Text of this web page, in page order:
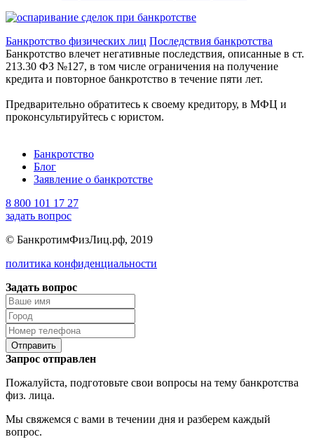
Банкротство физических лиц Последствия банкротства
Банкротство влечет негативные последствия, описанные в ст.
213.30 ФЗ №127, в том числе ограничения на получение
кредита и повторное банкротство в течение пяти лет.
Предварительно обратитесь к своему кредитору, в МФЦ и
проконсультируйтесь с юристом.
Банкротство
Блог
Заявление о банкротстве
8 800 101 17 27
задать вопрос
© БанкротимФизЛиц.рф, 2019
политика конфиденциальности
Задать вопрос
Отправить
Запрос отправлен
Пожалуйста, подготовьте свои вопросы на тему банкротства
физ. лица.
Мы свяжемся с вами в течении дня и разберем каждый
вопрос.